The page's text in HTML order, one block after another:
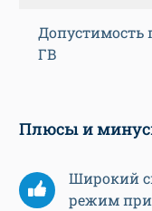
Допустимость
ГВ
Плюсы и
Широкий
режим